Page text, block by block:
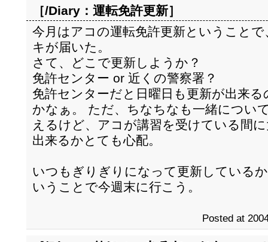
［/Diary： 運転免許更新］
今月はアコの運転免許更新ということ
キが届いた。
さて、どこで更新しようか？
免許センター or 近くの警察署？
免許センターだと日曜日も更新が出来
かなぁ。 ただ、ちなちなも一緒につい
えるけど、アコが講習を受けている間
出来るかとても心配。
いつもぎりぎりになって更新している
いうことで今週末に行こう。
Posted at